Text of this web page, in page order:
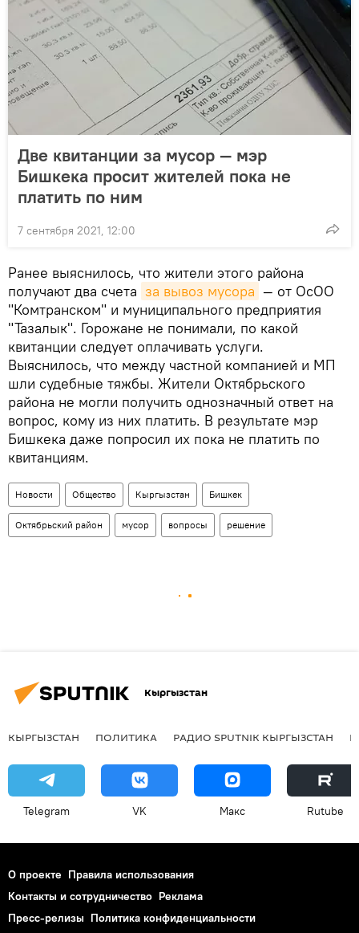
Две квитанции за мусор — мэр
Бишкека просит жителей пока не
платить по ним
7 сентября 2021, 12:00
Ранее выяснилось, что жители этого района
получают два счета за вывоз мусора — от ОсОО
"Комтранском" и муниципального предприятия
"Тазалык". Горожане не понимали, по какой
квитанции следует оплачивать услуги.
Выяснилось, что между частной компанией и МП
шли судебные тяжбы. Жители Октябрьского
района не могли получить однозначный ответ на
вопрос, кому из них платить. В результате мэр
Бишкека даже попросил их пока не платить по
квитанциям.
Новости Общество Кыргызстан Бишкек
Октябрьский район мусор вопросы решение
Кыргызстан
КЫРГЫЗСТАН ПОЛИТИКА РАДИО SPUTNIK КЫРГЫЗСТАН
Telegram VK Макс Rutube
О проекте Правила использования
Контакты и сотрудничество Реклама
Пресс-релизы Политика конфиденциальности